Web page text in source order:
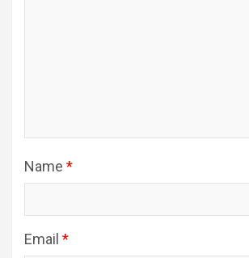
Name *
Email *